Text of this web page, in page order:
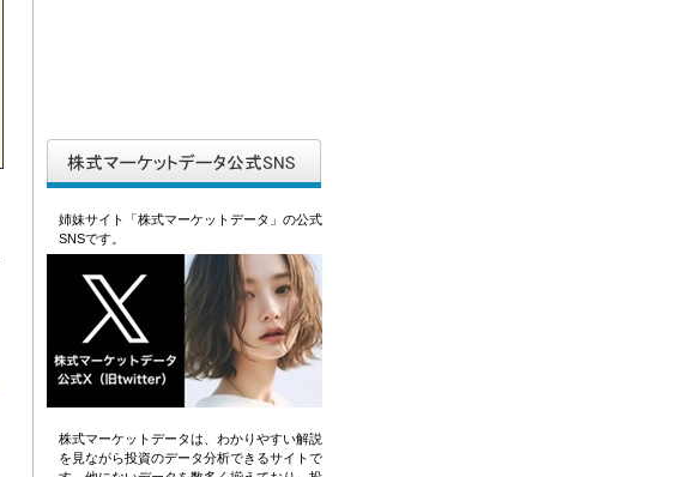
姉妹サイト「株式マーケットデータ」の公式
SNSです。
株式マーケットデータは、わかりやすい解説
を見ながら投資のデータ分析できるサイトで